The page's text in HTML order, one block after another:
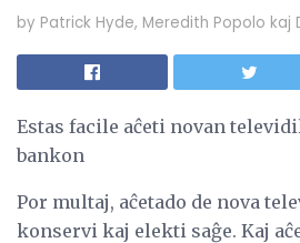
by Patrick Hyde, Meredith Popolo kaj
Estas facile aĉeti novan
bankon
Por multaj, aĉetado de nova
konservi kaj elekti saĝe. Kaj